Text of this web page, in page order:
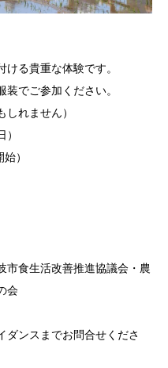
る貴重な体験です。
でご参加ください。
しれません）
）
市食生活改善推進協議会・農
会
ンスまでお問合せくださ